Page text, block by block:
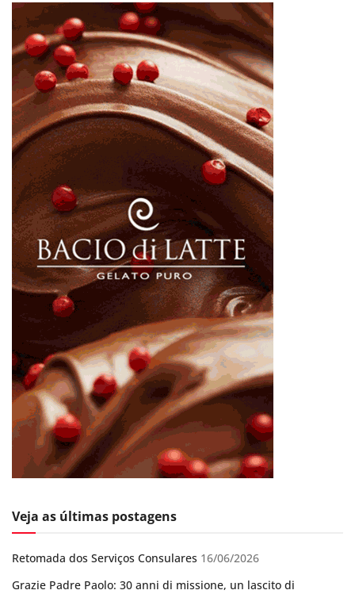
Veja as últimas postagens
Retomada dos Serviços Consulares 16/06/2026
Grazie Padre Paolo: 30 anni di missione, un lascito di